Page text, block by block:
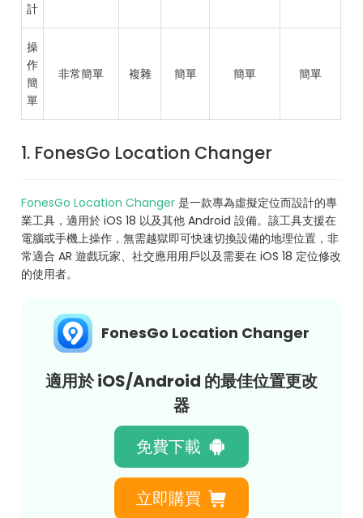
計
操
作
簡
單
非常簡單 複雜 簡單 簡單 簡單
1. FonesGo Location Changer
FonesGo Location Changer 是一款專為虛擬定位而設計的專
業工具，適用於 iOS 18 以及其他 Android 設備。該工具支援在
電腦或手機上操作，無需越獄即可快速切換設備的地理位置，非
常適合 AR 遊戲玩家、社交應用用戶以及需要在 iOS 18 定位修改
的使用者。
FonesGo Location Changer
適用於 iOS/Android 的最佳位置更改
器
免費下載
立即購買